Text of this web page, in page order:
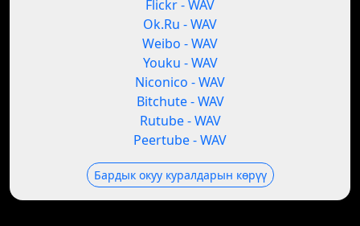
Flickr - WAV
Ok.Ru - WAV
Weibo - WAV
Youku - WAV
Niconico - WAV
Bitchute - WAV
Rutube - WAV
Peertube - WAV
Бардык окуу куралдарын көрүү